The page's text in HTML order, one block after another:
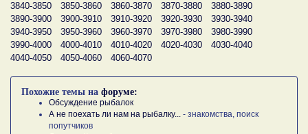
3840-3850
3850-3860 3860-3870 3870-3880
3880-3890
3890-3900
3900-3910 3910-3920 3920-3930
3930-3940
3940-3950
3950-3960 3960-3970 3970-3980
3980-3990
3990-4000
4000-4010 4010-4020 4020-4030
4030-4040
4040-4050
4050-4060 4060-4070
Похожие темы на форуме:
Обсуждение рыбалок
А не поехать ли нам на рыбалку... - знакомства, поиск
попутчиков